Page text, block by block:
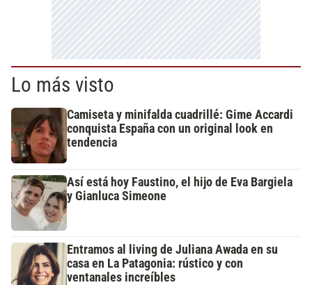
Lo más visto
Camiseta y minifalda cuadrillé: Gime Accardi
conquista España con un original look en
tendencia
Así está hoy Faustino, el hijo de Eva Bargiela
y Gianluca Simeone
Entramos al living de Juliana Awada en su
casa en La Patagonia: rústico y con
ventanales increíbles